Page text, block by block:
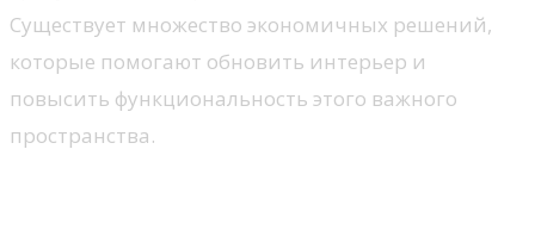
Существует множество экономичных решений,
которые помогают обновить интерьер и
повысить функциональность этого важного
пространства.